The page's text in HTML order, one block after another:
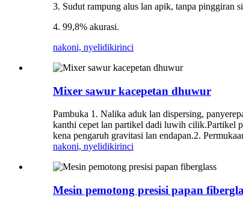
3. Sudut rampung alus lan apik, tanpa pinggiran
4. 99,8% akurasi.
nakoni, nyelidikirinci
Mixer sawur kacepetan dhuwur
Pambuka 1. Nalika aduk lan dispersing,
kanthi cepet lan partikel dadi luwih cilik.Partikel
kena pengaruh gravitasi lan endapan.2.
nakoni, nyelidikirinci
Mesin pemotong presisi papan